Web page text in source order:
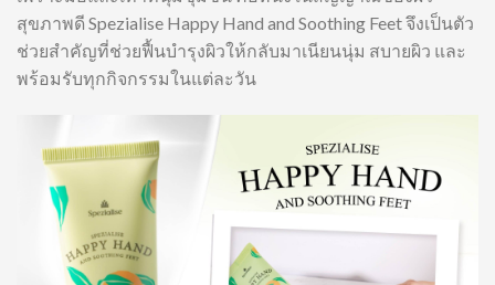
สุขภาพดี Spezialise Happy Hand and Soothing Feet จึงเป็นตัว
ช่วยสำคัญที่ช่วยฟื้นบำรุงผิวให้กลับมาเนียนนุ่ม สบายผิว และ
พร้อมรับทุกกิจกรรมในแต่ละวัน